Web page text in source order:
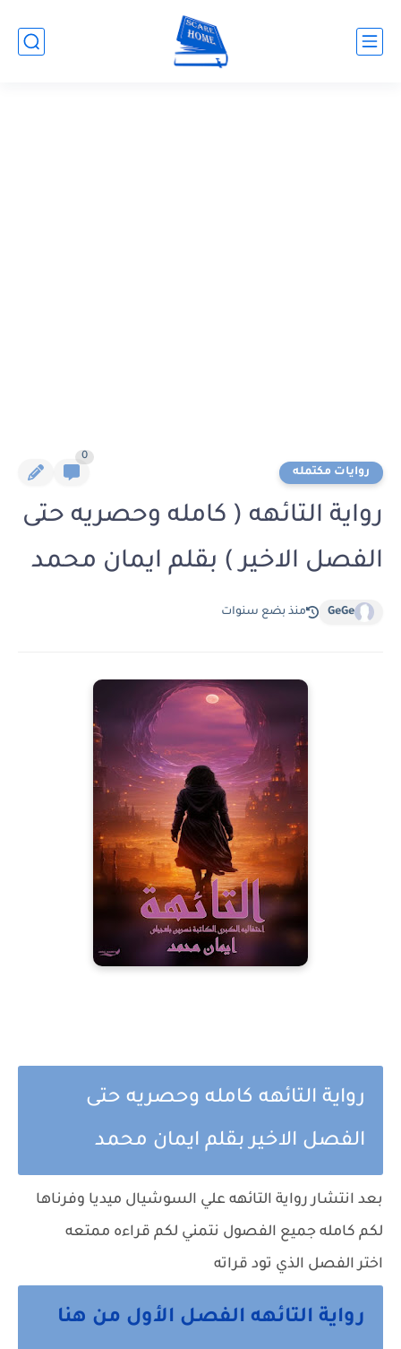
روايات مكتمله
0
رواية التائهه ( كامله وحصريه حتى
الفصل الاخير ) بقلم ايمان محمد
GeGe منذ بضع سنوات
رواية التائهه كامله وحصريه حتى
الفصل الاخير بقلم ايمان محمد
بعد انتشار رواية التائهه علي السوشيال ميديا وفرناها
لكم كامله جميع الفصول نتمني لكم قراءه ممتعه
اختر الفصل الذي تود قراته
رواية التائهه الفصل الأول من هنا